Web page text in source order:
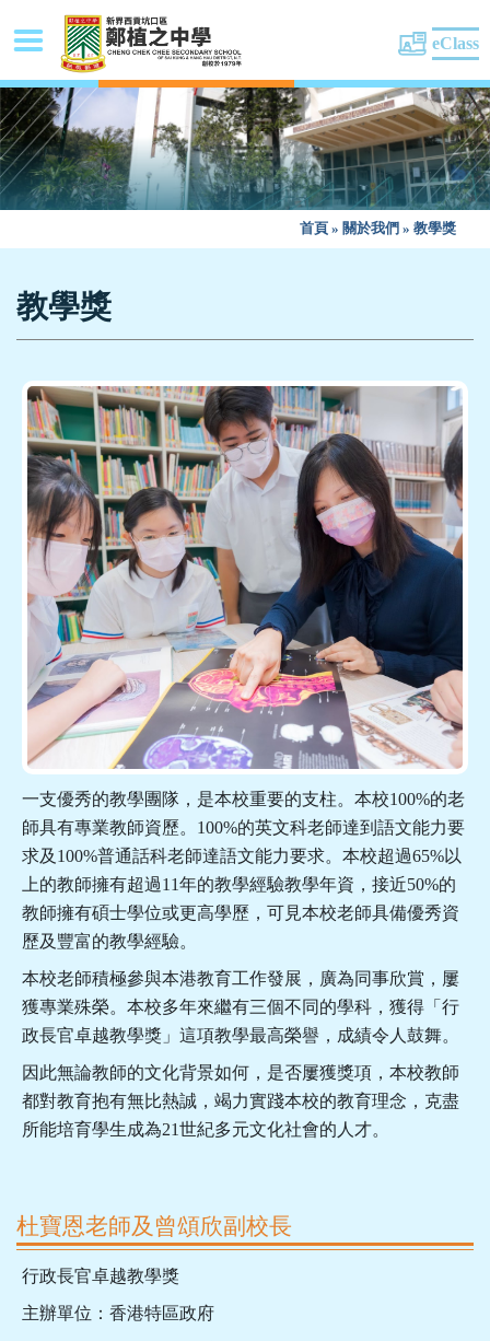
eClass
首頁 » 關於我們 » 教學獎
教學獎
一支優秀的教學團隊，是本校重要的支柱。本校100%的老
師具有專業教師資歷。100%的英文科老師達到語文能力要
求及100%普通話科老師達語文能力要求。本校超過65%以
上的教師擁有超過11年的教學經驗教學年資，接近50%的
教師擁有碩士學位或更高學歷，可見本校老師具備優秀資
歷及豐富的教學經驗。
本校老師積極參與本港教育工作發展，廣為同事欣賞，屢
獲專業殊榮。本校多年來繼有三個不同的學科，獲得「行
政長官卓越教學獎」這項教學最高榮譽，成績令人鼓舞。
因此無論教師的文化背景如何，是否屢獲獎項，本校教師
都對教育抱有無比熱誠，竭力實踐本校的教育理念，克盡
所能培育學生成為21世紀多元文化社會的人才。
杜寶恩老師及曾頌欣副校長
行政長官卓越教學獎
主辦單位：香港特區政府